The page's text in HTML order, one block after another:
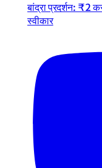
बांद्रा प्रदर्शन: ₹2
स्वीकार